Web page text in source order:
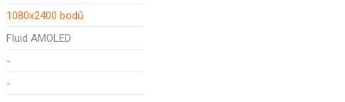
1080x2400 bodů
Fluid AMOLED
-
-